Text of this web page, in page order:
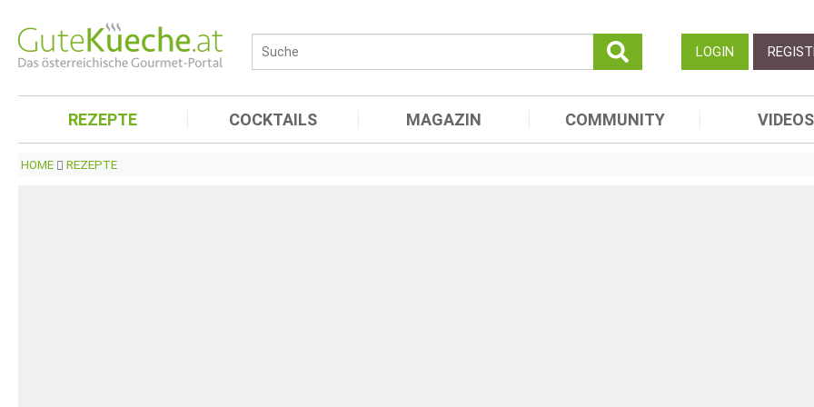
LOGIN
REZEPTE COCKTAILS MAGAZIN COMMUNITY VIDEOS
HOME REZEPTE